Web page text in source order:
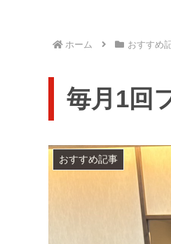
ホーム おすすめ
毎月1回
おすすめ記事